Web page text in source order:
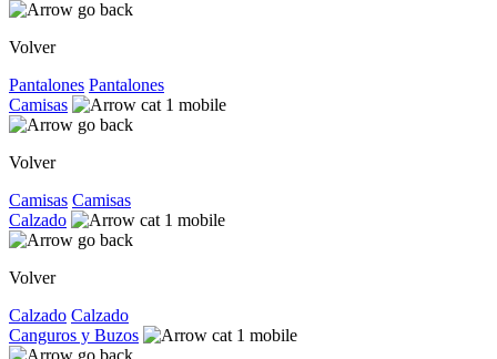
Volver
Pantalones Pantalones
Camisas
Volver
Camisas Camisas
Calzado
Volver
Calzado Calzado
Canguros y Buzos